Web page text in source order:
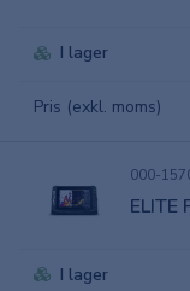
I lager
Pris (exkl. moms)
000-
ELITE
I lager